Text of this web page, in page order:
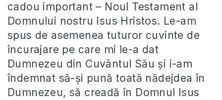
cadou important – Noul Testament al
Domnului nostru Isus Hristos. Le-am
spus de asemenea tuturor cuvinte de
încurajare pe care mi le-a dat
Dumnezeu din Cuvântul Său şi i-am
îndemnat să-şi pună toată nădejdea în
Dumnezeu, să creadă în Domnul Isus